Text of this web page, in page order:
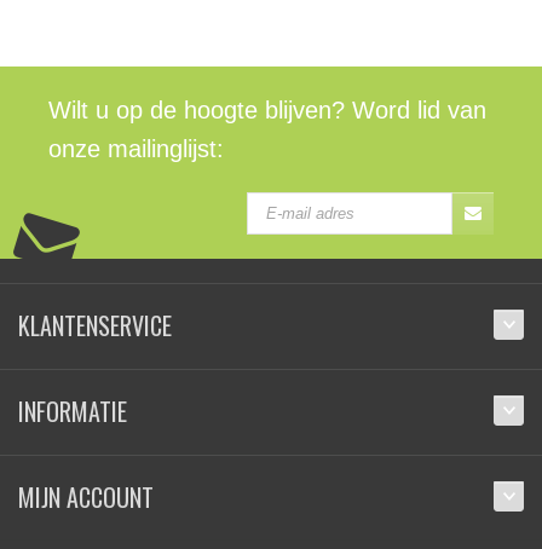
Wilt u op de hoogte blijven? Word lid van
onze mailinglijst:
KLANTENSERVICE
INFORMATIE
MIJN ACCOUNT